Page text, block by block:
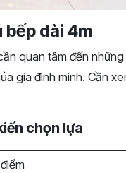
bếp dài 4m
quan tâm đến
gia đình mình. Cần
chọn lựa